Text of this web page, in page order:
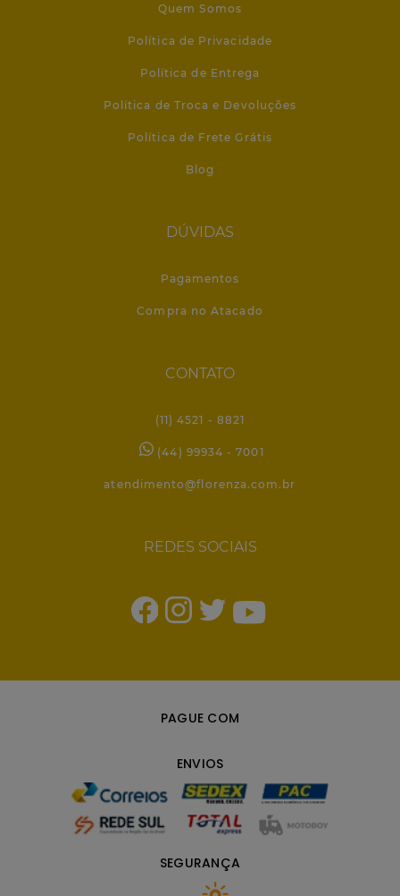
Quem Somos
Política de Privacidade
Política de Entrega
Política de Troca e Devoluções
Política de Frete Grátis
Blog
DÚVIDAS
Pagamentos
Compra no Atacado
CONTATO
(11) 4521 - 8821
(44) 99934 - 7001
atendimento@florenza.com.br
REDES SOCIAIS
PAGUE COM
ENVIOS
SEGURANÇA